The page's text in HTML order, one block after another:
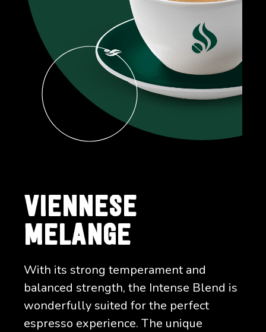
VIENNESE
MELANGE
With its strong temperament and
balanced strength, the Intense Blend is
wonderfully suited for the perfect
espresso experience. The unique